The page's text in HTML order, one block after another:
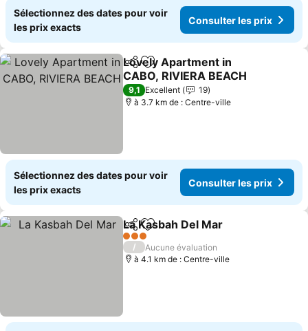
Sélectionnez des dates pour voir
les prix exacts
Consulter les prix
PartagerAjouter à mes favoris
Lovely Apartment in
CABO, RIVIERA BEACH
9,1 Excellent
19
à 3.7 km de : Centre-ville
Sélectionnez des dates pour voir
les prix exacts
Consulter les prix
PartagerAjouter à mes favoris
La Kasbah Del Mar
3 Étoiles
/
Aucune évaluation
à 4.1 km de : Centre-ville